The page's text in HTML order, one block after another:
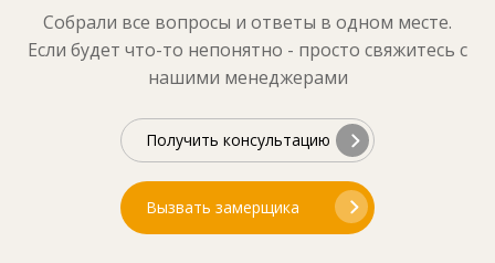
Собрали все вопросы и ответы в одном месте.
Если будет что-то непонятно - просто свяжитесь с
нашими менеджерами
Получить консультацию
Вызвать замерщика